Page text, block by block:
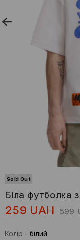
Sold Out
Біла футболка
259 UAH 599
Колір - білий